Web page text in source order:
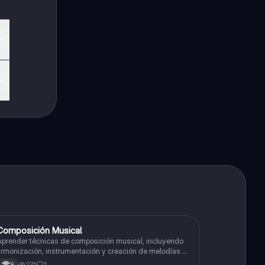
Artes Musical
técnicas de composición musical, incluyendo
instrumentación y creación de melodías y
arreglos.